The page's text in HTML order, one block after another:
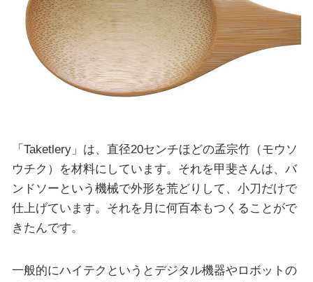
「Taketlery」は、直径20センチほどの孟宗竹（モウソ
ウチク）を材料にしています。それを甲斐さんは、バ
ンドソーという機械で外形を荒どりして、小刀だけで
仕上げています。それを月に何百本もつくることがで
きたんです。
一般的にハイテクというとデジタル機器やロボットの